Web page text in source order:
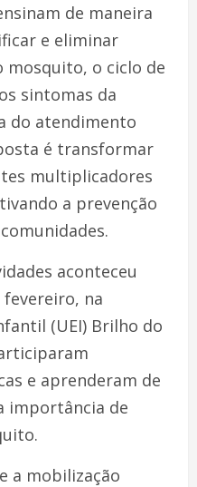
de maneira
e eliminar
mosquito, o ciclo de
sintomas da
do atendimento
é transformar
multiplicadores
a prevenção
aconteceu
na
(UEI) Brilho do
e aprenderam de
importância de
a mobilização